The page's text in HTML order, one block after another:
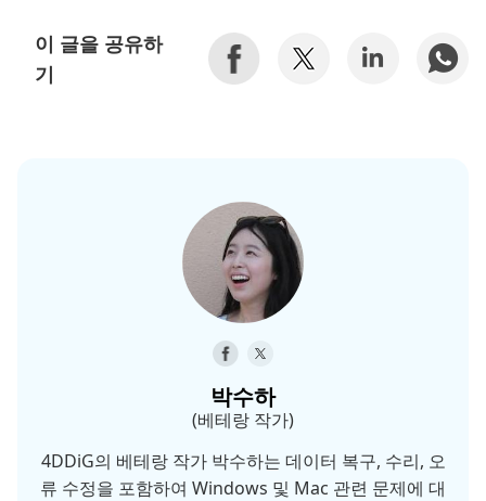
이 글을 공유하
기
박수하
(베테랑 작가)
4DDiG의 베테랑 작가 박수하는 데이터 복구, 수리, 오
류 수정을 포함하여 Windows 및 Mac 관련 문제에 대